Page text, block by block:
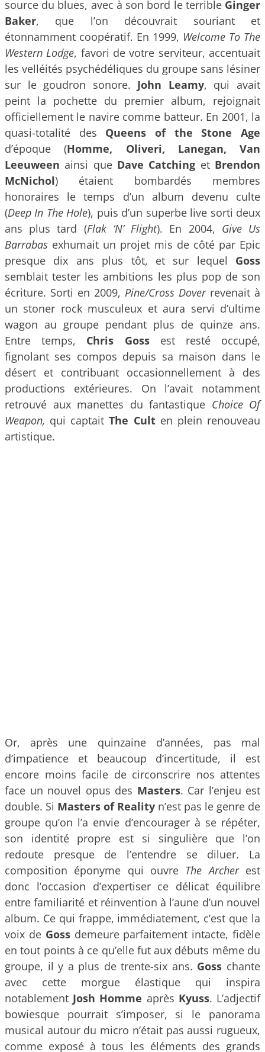
source du blues, avec à son bord le terrible Ginger
Baker, que l’on découvrait souriant et
étonnamment coopératif. En 1999, Welcome To The
Western Lodge, favori de votre serviteur, accentuait
les velléités psychédéliques du groupe sans lésiner
sur le goudron sonore. John Leamy, qui avait
peint la pochette du premier album, rejoignait
officiellement le navire comme batteur. En 2001, la
quasi-totalité des Queens of the Stone Age
d’époque (Homme, Oliveri, Lanegan, Van
Leeuween ainsi que Dave Catching et Brendon
McNichol) étaient bombardés membres
honoraires le temps d’un album devenu culte
(Deep In The Hole), puis d’un superbe live sorti deux
ans plus tard (Flak ‘N’ Flight). En 2004, Give Us
Barrabas exhumait un projet mis de côté par Epic
presque dix ans plus tôt, et sur lequel Goss
semblait tester les ambitions les plus pop de son
écriture. Sorti en 2009, Pine/Cross Doverrevenait à
un stoner rock musculeux et aura servi d’ultime
wagon au groupe pendant plus de quinze ans.
Entre temps, Chris Gossest resté occupé,
fignolant ses compos depuis sa maison dans le
désert et contribuant occasionnellement à des
productions extérieures. On l’avait notamment
retrouvé aux manettes du fantastique Choice Of
Weapon, qui captaitThe Culten plein renouveau
artistique.
Or, après une quinzaine d’années, pas mal
d’impatience et beaucoup d’incertitude, il est
encore moins facile de circonscrire nos attentes
face un nouvel opus des Masters. Car l’enjeu est
double. Si Masters of Reality n’est pas le genre de
groupe qu’on l’a envie d’encourager à se répéter,
son identité propre est si singulière que l’on
redoute presque de l’entendre se diluer. La
composition éponyme qui ouvre The Archerest
donc l’occasion d’expertiser ce délicat équilibre
entre familiarité et réinvention à l’aune d’un nouvel
album. Ce qui frappe, immédiatement, c’est que la
voix de Gossdemeure parfaitement intacte, fidèle
en tout points à ce qu’elle fut aux débuts même du
groupe, il y a plus de trente-six ans. Goss chante
avec cette morgue élastique qui inspira
notablement Josh Homme après Kyuss. L’adjectif
bowiesque pourrait s’imposer, si le panorama
musical autour du micro n’était pas aussi rugueux,
comme exposé à tous les éléments des grands